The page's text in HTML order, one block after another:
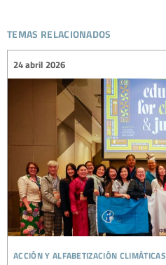
temas relacionados
acción y alfabetización climáticas
24 abril 2026